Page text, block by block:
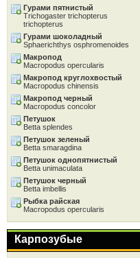
Гурами пятнистый
Trichogaster trichopterus
trichopterus
Гурами шоколадный
Sphaerichthys osphromenoides
Макропод
Macropodus opercularis
Макропод круглохвостый
Macropodus chinensis
Макропод черный
Macropodus concolor
Петушок
Betta splendes
Петушок зеленый
Betta smaragdina
Петушок однопятнистый
Betta unimaculata
Петушок черный
Betta imbellis
Рыбка райская
Macropodus opercularis
Карпозубые